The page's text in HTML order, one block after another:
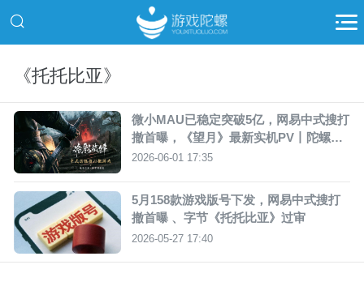
《托托比亚》
微小MAU已稳定突破5亿，网易中式搜打
撤首曝，《望月》最新实机PV丨陀螺周
报
2026-06-01 17:35
5月158款游戏版号下发，网易中式搜打
撤首曝 、字节《托托比亚》过审
2026-05-27 17:40